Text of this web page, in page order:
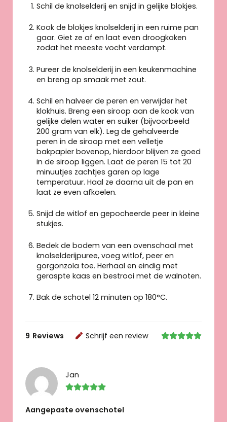
Schil de knolselderij en snijd in gelijke blokjes.
Kook de blokjes knolselderij in een ruime pan
gaar. Giet ze af en laat even droogkoken
zodat het meeste vocht verdampt.
Pureer de knolselderij in een keukenmachine
en breng op smaak met zout.
Schil en halveer de peren en verwijder het
klokhuis. Breng een siroop aan de kook van
gelijke delen water en suiker (bijvoorbeeld
200 gram van elk). Leg de gehalveerde
peren in de siroop met een velletje
bakpapier bovenop, hierdoor blijven ze goed
in de siroop liggen. Laat de peren 15 tot 20
minuutjes zachtjes garen op lage
temperatuur. Haal ze daarna uit de pan en
laat ze even afkoelen.
Snijd de witlof en gepocheerde peer in kleine
stukjes.
Bedek de bodem van een ovenschaal met
knolselderijpuree, voeg witlof, peer en
gorgonzola toe. Herhaal en eindig met
geraspte kaas en bestrooi met de walnoten.
Bak de schotel 12 minuten op 180°C.
9 Reviews Schrijf een review
Jan
Aangepaste ovenschotel